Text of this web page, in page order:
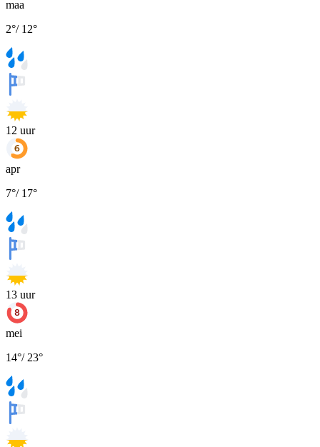
maa
2°/ 12°
12 uur
apr
7°/ 17°
13 uur
mei
14°/ 23°